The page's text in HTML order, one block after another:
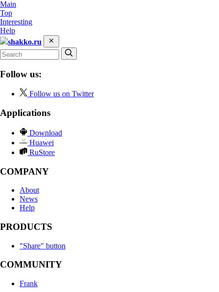
Main
Top
Interesting
Help
shakko.ru
Follow us:
Follow us on Twitter
Applications
Download
Huawei
RuStore
COMPANY
About
News
Help
PRODUCTS
"Share" button
COMMUNITY
Frank